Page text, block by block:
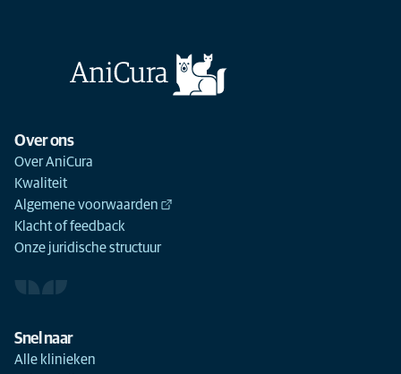
Over ons
Over AniCura
Kwaliteit
Algemene voorwaarden
Klacht of feedback
Onze juridische structuur
Snel naar
Alle klinieken